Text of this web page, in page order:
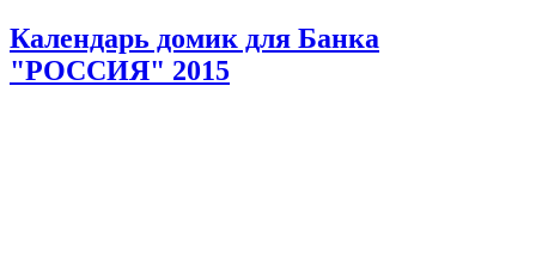
Календарь домик для Банка
"РОССИЯ" 2015